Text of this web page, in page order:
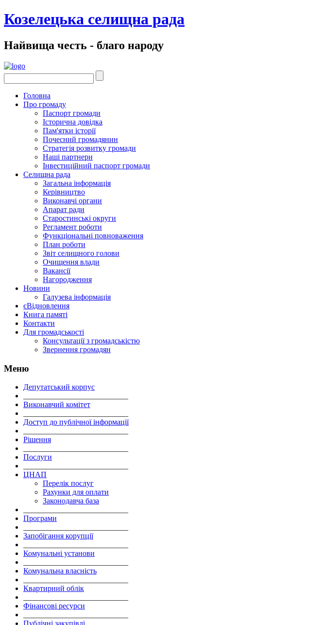
Козелецька селищна рада
Найвища честь - благо народу
Головна
Про громаду
Паспорт громади
Історична довідка
Пам'ятки історії
Почесний громадянин
Стратегія розвитку громади
Наші партнери
Інвестиційний паспорт громади
Селищна рада
Загальна інформація
Керівництво
Виконавчі органи
Апарат ради
Старостинські округи
Регламент роботи
Функціональні повноваження
План роботи
Звіт селищного голови
Очищення влади
Вакансії
Нагородження
Новини
Галузева інформація
єВідновлення
Книга памяті
Контакти
Для громадськості
Консультації з громадськістю
Звернення громадян
Меню
Депутатський корпус
Виконавчий комітет
Доступ до публічної інформації
Рішення
Послуги
ЦНАП
Перелік послуг
Рахунки для оплати
Законодавча база
Програми
Запобігання корупції
Комунальні установи
Комунальна власність
Квартирний облік
Фінансові ресурси